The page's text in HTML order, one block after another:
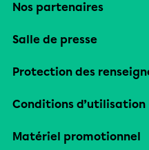
Nos partenaires
Salle de presse
Protection des
Conditions d’utilisation
Matériel promotionnel